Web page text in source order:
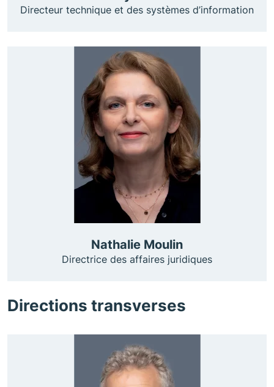
Directeur technique et des systèmes d’information
Nathalie Moulin
Directrice des affaires juridiques
Directions transverses